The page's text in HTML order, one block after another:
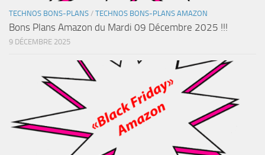
TECHNOS BONS-PLANS / TECHNOS BONS-PLANS AMAZON
Bons Plans Amazon du Mardi 09 Décembre 2025 !!!
9 DÉCEMBRE 2025